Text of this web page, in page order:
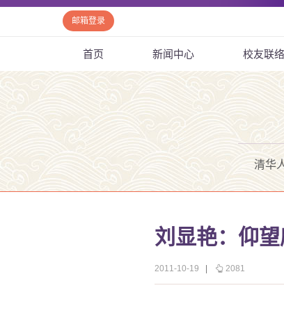
邮箱登录
首页 新闻中心 校友联络
清华
刘显艳：仰
2011-10-19 2081